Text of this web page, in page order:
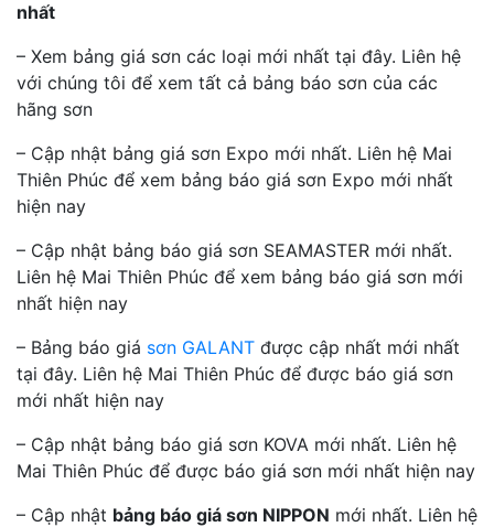
nhất
– Xem bảng giá sơn các loại mới nhất tại đây. Liên hệ
với chúng tôi để xem tất cả bảng báo sơn của các
hãng sơn
– Cập nhật bảng giá sơn Expo mới nhất. Liên hệ Mai
Thiên Phúc để xem bảng báo giá sơn Expo mới nhất
hiện nay
– Cập nhật bảng báo giá sơn SEAMASTER mới nhất.
Liên hệ Mai Thiên Phúc để xem bảng báo giá sơn mới
nhất hiện nay
– Bảng báo giá sơn GALANT được cập nhất mới nhất
tại đây. Liên hệ Mai Thiên Phúc để được báo giá sơn
mới nhất hiện nay
– Cập nhật bảng báo giá sơn KOVA mới nhất. Liên hệ
Mai Thiên Phúc để được báo giá sơn mới nhất hiện nay
– Cập nhật bảng báo giá sơn NIPPON mới nhất. Liên hệ